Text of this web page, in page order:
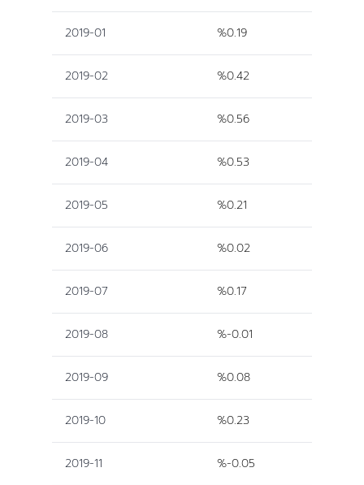
2019-01 %0.19
2019-02 %0.42
2019-03 %0.56
2019-04 %0.53
2019-05 %0.21
2019-06 %0.02
2019-07 %0.17
2019-08 %-0.01
2019-09 %0.08
2019-10 %0.23
2019-11 %-0.05